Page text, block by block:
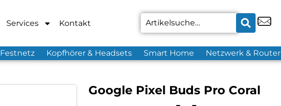
Services Kontakt
Festnetz Kopfhörer & Headsets Smart Home Netzwerk & Router
Google Pixel Buds Pro Coral